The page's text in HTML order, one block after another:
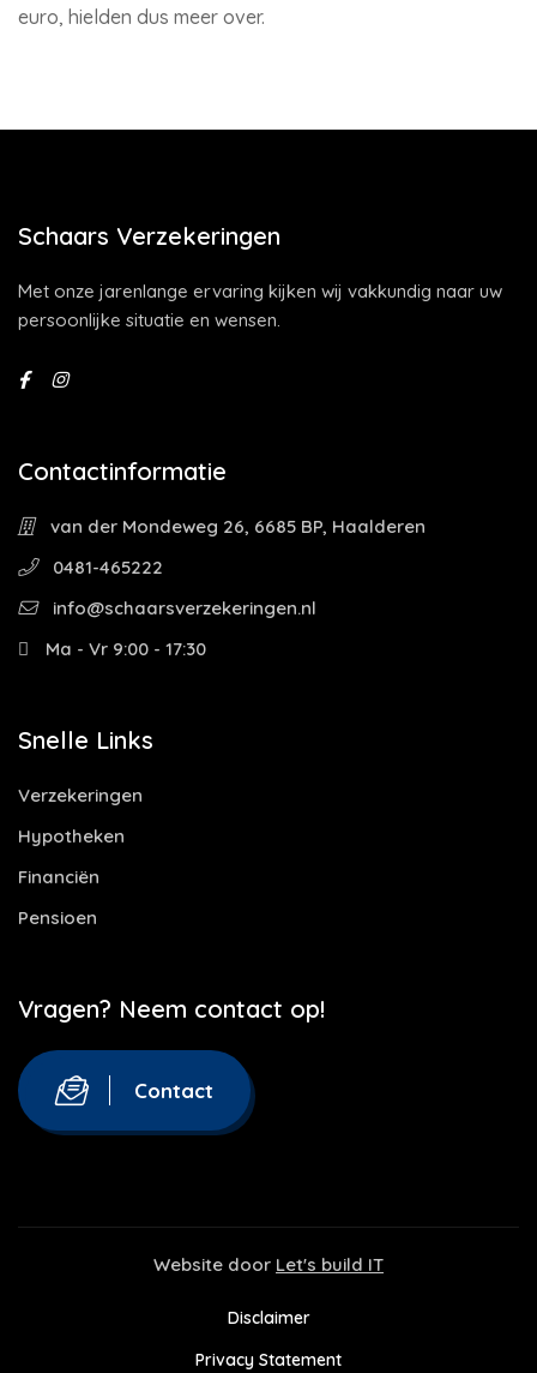
euro, hielden dus meer over.
Schaars Verzekeringen
Met onze jarenlange ervaring kijken wij vakkundig naar uw
persoonlijke situatie en wensen.
Contactinformatie
van der Mondeweg 26, 6685 BP, Haalderen
0481-465222
info@schaarsverzekeringen.nl
Ma - Vr 9:00 - 17:30
Snelle Links
Verzekeringen
Hypotheken
Financiën
Pensioen
Vragen? Neem contact op!
Contact
Website door Let's build IT
Disclaimer
Privacy Statement